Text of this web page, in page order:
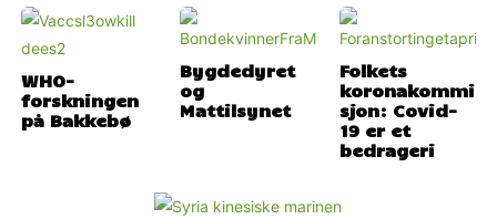
WHO-
forskningen
Bygdedyret
og
Mattilsynet
Folkets
koronakommi
sjon: Covid-
19 er et
bedrageri